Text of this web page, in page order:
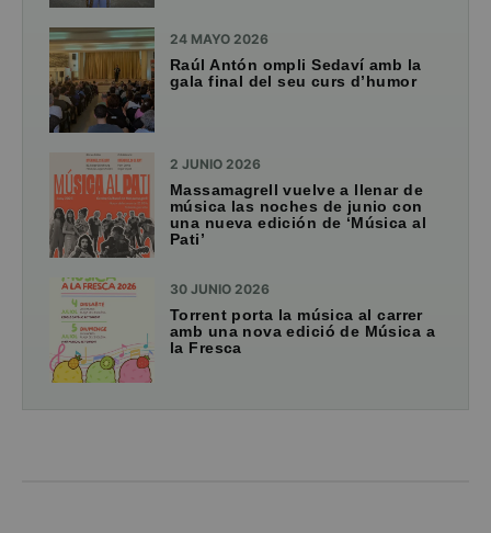
24 MAYO 2026
Raúl Antón ompli Sedaví amb la
gala final del seu curs d’humor
2 JUNIO 2026
Massamagrell vuelve a llenar de
música las noches de junio con
una nueva edición de ‘Música al
Pati’
30 JUNIO 2026
Torrent porta la música al carrer
amb una nova edició de Música a
la Fresca